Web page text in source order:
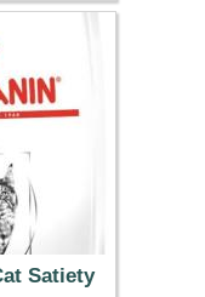
Satiety